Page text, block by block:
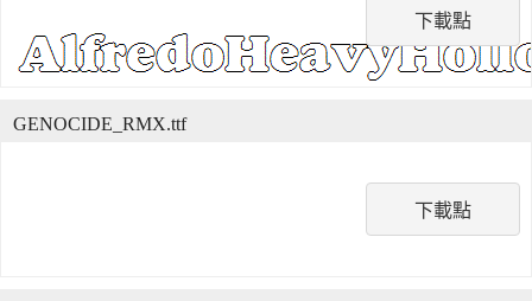
下載點
下載點
GENOCIDE_RMX.ttf